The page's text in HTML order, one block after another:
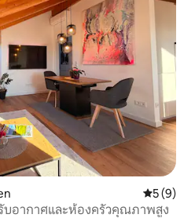
คะแนนเฉ
5 (9)
อากาศและห้องครัวคุณภาพสูง